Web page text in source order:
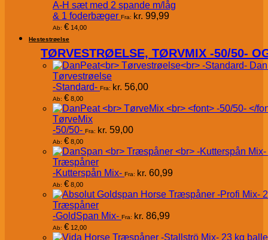
A-H sæt med 2 spande m/låg
& 1 foderbæger Fra: kr. 99,99
Ab: € 14,00
Hestestrøelse
TØRVESTRØELSE, TØRVMIX -50/50-
Tørvestrøelse
-Standard- Fra: kr. 56,00
Ab: € 8,00
TørveMix
-50/50- Fra: kr. 59,00
Ab: € 8,00
Træspåner
-Kutterspån Mix- Fra: kr. 60,99
Ab: € 8,00
Træspåner
-GoldSpan Mix- Fra: kr. 86,99
Ab: € 12,00